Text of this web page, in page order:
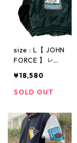
スタンタイプ
黒 ブラック 古
着 古着屋 高円
寺 ビンテージ n
0114
size : L【 JOHN
FORCE 】レザ
レザースタジャ
ン スタジャン
古着 古着屋 高
円寺 ビンテー
ジ
¥18,580
SOLD OUT